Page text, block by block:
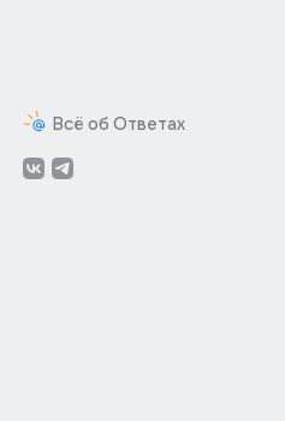
Всё об Ответах